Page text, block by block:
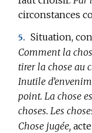
circonstances
5. Situation,
Comment la
tirer la chose au
Inutile
point. La chose
choses. Les
Chose jugée,